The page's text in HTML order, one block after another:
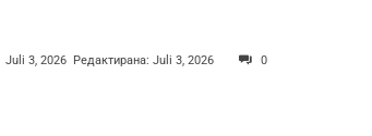
Juli 3, 2026 Редактирана: Juli 3, 2026 0